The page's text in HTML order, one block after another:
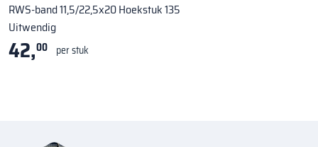
RWS-band 11,5/22,5x20 Hoekstuk 135
Uitwendig
42,00 per stuk